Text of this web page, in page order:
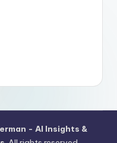
- AI Insights &